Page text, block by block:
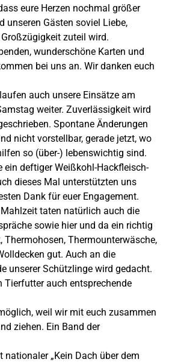
eure Herzen nochmal größer
unseren Gästen soviel Liebe,
zuteil wird.
wunderschöne Karten und
bei uns an. Wir danken euch
auch unsere Einsätze am
weiter. Zuverlässigkeit wird
Spontane Änderungen
nicht vorstellbar, gerade jetzt, wo
so (über-) lebenswichtig sind.
ein deftiger Weißkohl-Hackfleisch-
dieses Mal unterstützten uns
Dank für euer Engagement.
taten natürlich auch die
sowie hier und da ein richtig
Thermohosen, Thermounterwäsche,
gut. Auch an die
unserer Schützlinge wird gedacht.
Tierfutter auch entsprechende
weil wir mit euch zusammen
ziehen. Ein Band der
nationaler „Kein Dach über dem